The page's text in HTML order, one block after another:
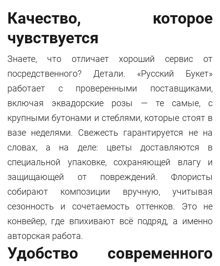
Качество, которое
чувствуется
Знаете, что отличает хороший сервис от
посредственного? Детали. «Русский Букет»
работает с проверенными поставщиками,
включая эквадорские розы — те самые, с
крупными бутонами и стеблями, которые стоят в
вазе неделями. Свежесть гарантируется не на
словах, а на деле: цветы доставляются в
специальной упаковке, сохраняющей влагу и
защищающей от повреждений. Флористы
собирают композиции вручную, учитывая
сезонность и сочетаемость оттенков. Это не
конвейер, где впихивают всё подряд, а именно
авторская работа.
Удобство современного